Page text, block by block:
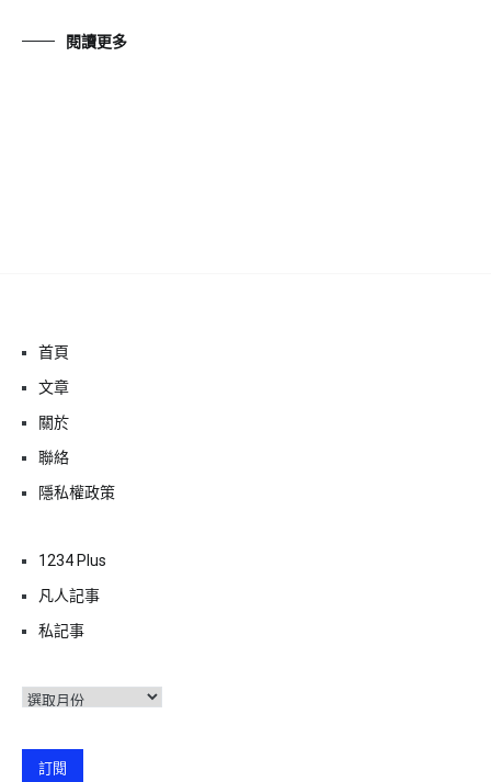
閱讀更多
首頁
文章
關於
聯絡
隱私權政策
1234 Plus
凡人記事
私記事
彙
訂閱